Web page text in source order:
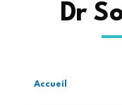
Dr
Fil
Accueil